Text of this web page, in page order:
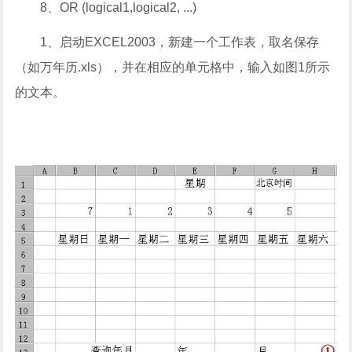
8、OR (logical1,logical2, ...)
1、启动EXCEL2003，新建一个工作表，取名保存
（如万年历.xls），并在相应的单元格中，输入如图1所示
的文本。